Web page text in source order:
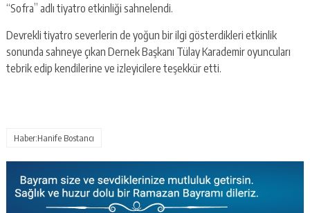
“Sofra” adlı tiyatro etkinliği sahnelendi.
Devrekli tiyatro severlerin de yoğun bir ilgi gösterdikleri etkinlik
sonunda sahneye çıkan Dernek Başkanı Tülay Karademir oyuncuları
tebrik edip kendilerine ve izleyicilere teşekkür etti.
Haber:Hanife Bostancı